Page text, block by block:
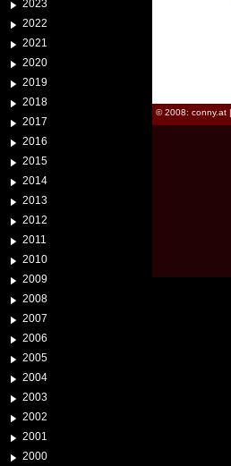
2023
2022
2021
2020
2019
2018
2017
2016
2015
2014
2013
2012
2011
2010
2009
2008
2007
2006
2005
2004
2003
2002
2001
2000
© 2008: conny.at |